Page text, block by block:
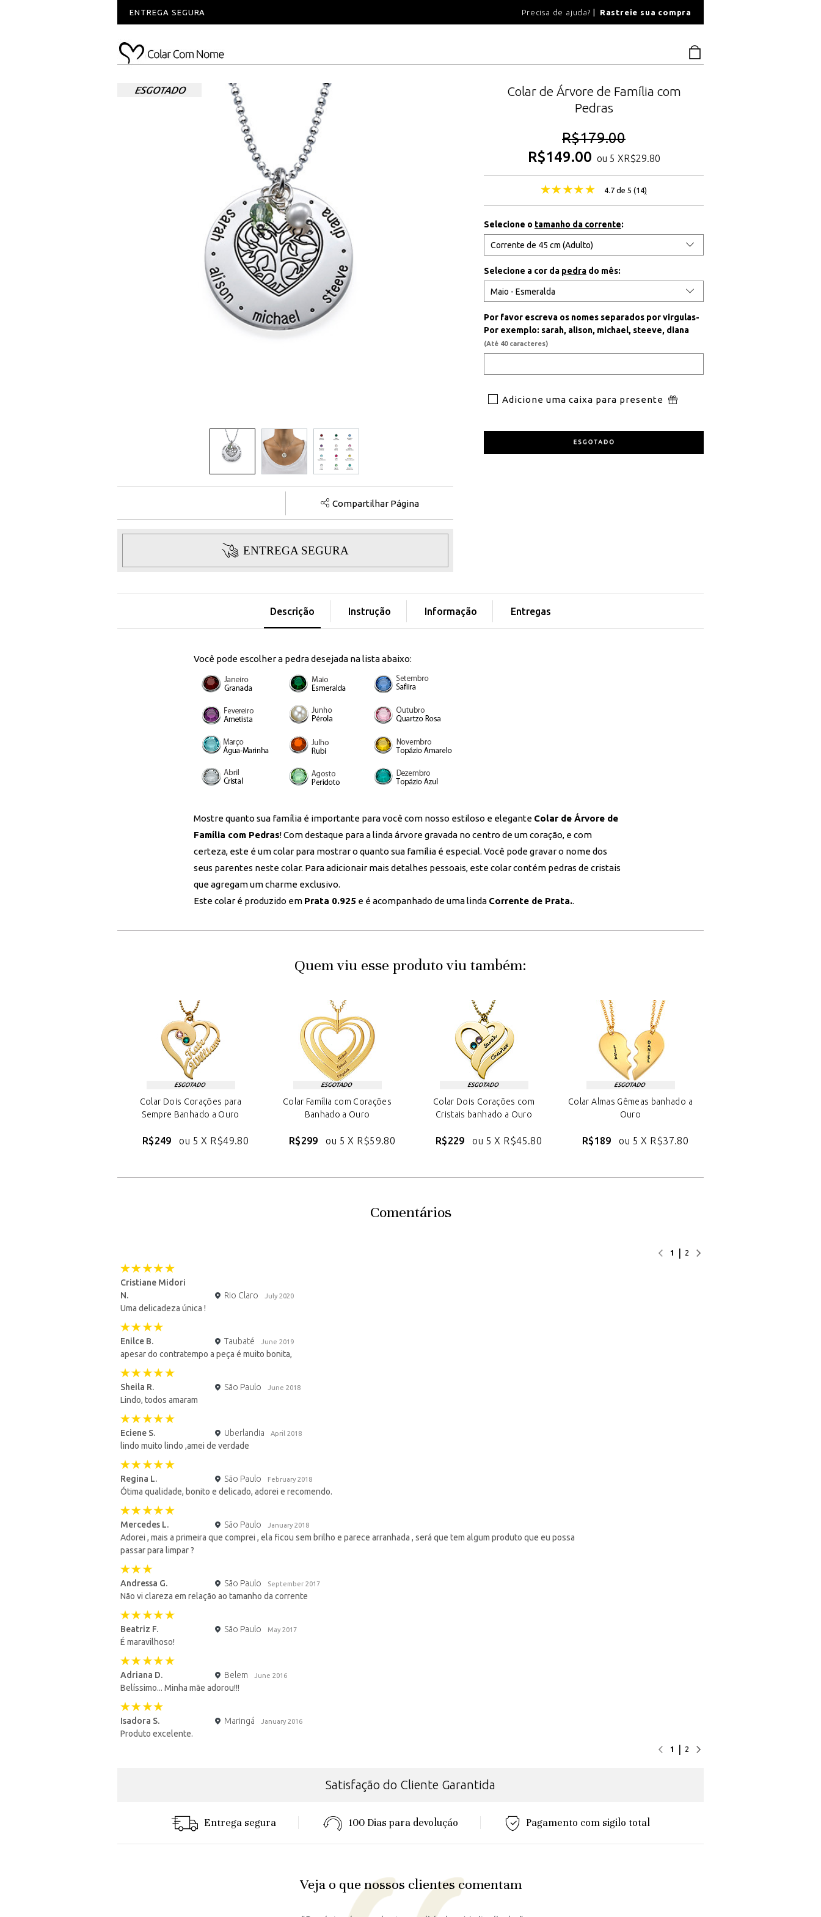
ENTREGA SEGURA 100 DIAS PARA DEVOLUÇÃOPrecisa de ajuda? Rastreie sua compra
Compartilhar Página
ENTREGA SEGURA
Colar de Árvore de Família com
Pedras
R$179.00
R$149.00 ou 5 XR$29.80
4.7 de 5 (14)
Selecione o tamanho da corrente:
Selecione a cor da pedra do mês:
Por favor escreva os nomes separados por virgulas-
Por exemplo: sarah, alison, michael, steeve, diana
(Até 40 caracteres)
Adicione uma caixa para presente
Descrição Instrução Informação Entregas
Você pode escolher a pedra desejada na lista abaixo:
Mostre quanto sua família é importante para você com nosso estiloso e elegante Colar de Árvore de
Família com Pedras! Com destaque para a linda árvore gravada no centro de um coração, e com
certeza, este é um colar para mostrar o quanto sua família é especial. Você pode gravar o nome dos
seus parentes neste colar. Para adicionair mais detalhes pessoais, este colar contém pedras de cristais
que agregam um charme exclusivo.
Este colar é produzido em Prata 0.925 e é acompanhado de uma linda Corrente de Prata..
Quem viu esse produto viu também:
Colar Dois Corações para
Sempre Banhado a Ouro
R$249 ou 5 X R$49.80
Colar Família com Corações
Banhado a Ouro
R$299 ou 5 X R$59.80
Colar Dois Corações com
Cristais banhado a Ouro
R$229 ou 5 X R$45.80
Colar Almas Gêmeas banhado a
Ouro
R$189 ou 5 X R$37.80
Comentários
1 2
Cristiane Midori
N.
Rio Claro July 2020
Uma delicadeza única !
Enilce B. Taubaté June 2019
apesar do contratempo a peça é muito bonita,
Sheila R. São Paulo June 2018
Lindo, todos amaram
Eciene S. Uberlandia April 2018
lindo muito lindo ,amei de verdade
Regina L. São Paulo February 2018
Ótima qualidade, bonito e delicado, adorei e recomendo.
Mercedes L. São Paulo January 2018
Adorei , mais a primeira que comprei , ela ficou sem brilho e parece arranhada , será que tem algum produto que eu possa
passar para limpar ?
Andressa G. São Paulo September 2017
Não vi clareza em relação ao tamanho da corrente
Beatriz F. São Paulo May 2017
É maravilhoso!
Adriana D. Belem June 2016
Belíssimo... Minha mãe adorou!!!
Isadora S. Maringá January 2016
Produto excelente.
1 2
Satisfação do Cliente Garantida
Entrega segura 100 Dias para devoluçáo Pagamento com sigilo total
Veja o que nossos clientes comentam